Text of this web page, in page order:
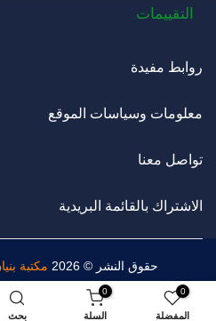
التقييمات
روابط مفيدة
معلومات وسياسات الموقع
تواصل معنا
الاشتراك بالقائمة البريدية
حقوق النشر © 2026 مكتبة
0
المفضلة
0
السلة بحث